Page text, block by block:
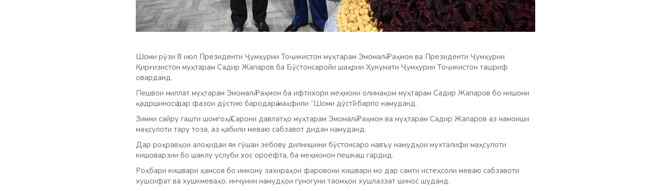
Шоми рӯзи 8 июл Президенти Ҷумҳурии Тоҷикистон муҳтарам Эмомалӣ Раҳмон ва Президенти Ҷумҳурии
Қирғизистон муҳтарам Садир Жапаров ба Бӯстонсаройи шаҳрии Ҳукумати Ҷумҳурии Тоҷикистон ташриф
оварданд.
Пешвои миллат муҳтарам Эмомалӣ Раҳмон ба ифтихори меҳмони олимақом муҳтарам Садир Жапаров бо нишони
қадршиносӣ дар фазои дӯстию бародарӣ маҳфили “Шоми дӯстӣ” барпо намуданд.
Зимни сайру гашти шомгоҳӣ Сарони давлатҳо муҳтарам Эмомалӣ Раҳмон ва муҳтарам Садир Жапаров аз намоиши
маҳсулоти тару тоза, аз қабили меваю сабзавот дидан намуданд.
Дар роҳравҳои алоҳидаи як гӯшаи зебову дилнишини бӯстонсаро навъу намудҳои мухталифи маҳсулоти
кишоварзии бо шаклу услуби хос ороёфта, ба меҳмонон пешкаш гардид.
Роҳбари кишвари ҳамсоя бо имкону захираҳои фаровони кишвари мо дар самти истеҳсоли меваю сабзавоти
хушсифат ва хушкмеваҳо, инчунин намудҳои гуногуни таомҳои хушлаззат шинос шуданд.